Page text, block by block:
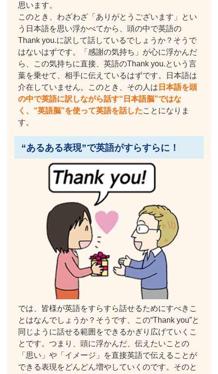
思います。
このとき、わざわざ「ありがとうございます」とい
う日本語を思い浮かべてから、頭の中で英語の
Thank you.に訳して話しているでしょうか？そうで
はないはずです。「感謝の気持ち」が心に浮かんだ
ら、この気持ちに直接、英語のThank you.という言
葉を乗せて、相手に伝えているはずです。日本語は
介在していません。このとき、その人は 日本語を頭
の中で英語に訳しながら話す“日本語脳”ではな
く、“英語脳”を使って英語を話したことになりま
す。
“あるある表現”で英語がすらすらに！
では、皆様が英語をすらすら話せるためにすべきこ
とはなんでしょうか？そうです、この“Thank you”と
同じように話せる範囲をできるかぎり広げていくこ
とです。つまり、頭に浮かんだ、伝えたいことの
「思い」や「イメージ」を直接英語で伝えることが
できる表現をどんどん増やしていくのです。そのと